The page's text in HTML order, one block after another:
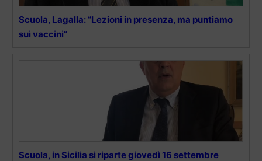
Scuola, Lagalla: “Lezioni in presenza, ma puntiamo
sui vaccini”
Scuola, in Sicilia si riparte giovedì 16 settembre